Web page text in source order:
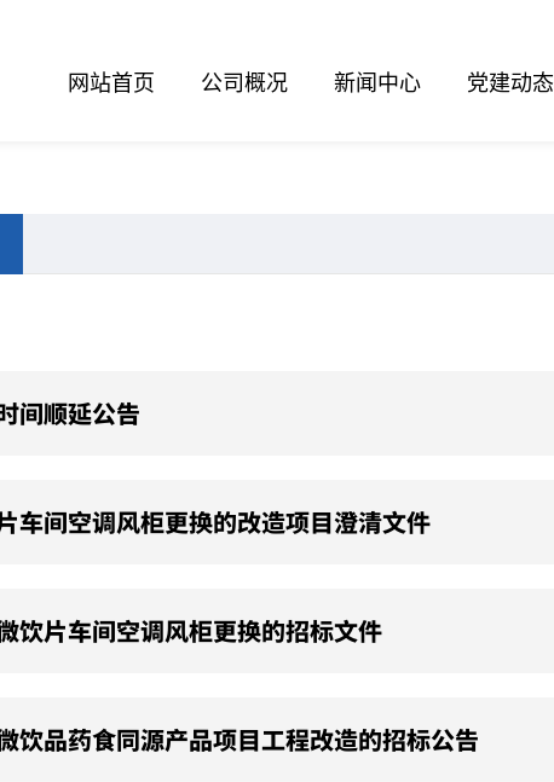
网站首页 公司概况 新闻中心 党建动态
间顺延公告
车间空调风柜更换的改造项目澄清文件
饮片车间空调风柜更换的招标文件
饮品药食同源产品项目工程改造的招标公告